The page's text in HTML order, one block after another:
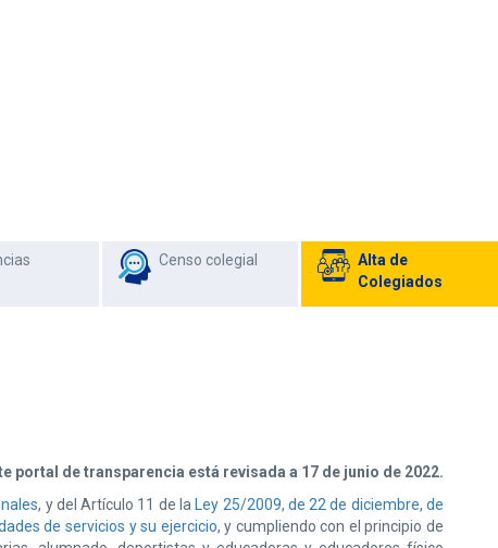
Censo colegial
Alta de
Colegiados
portal de transparencia está revisada a 17 de junio de 2022.
, y del Artículo 11 de la
Ley 25/2009, de 22 de diciembre, de
de servicios y su ejercicio, y cumpliendo con el principio de